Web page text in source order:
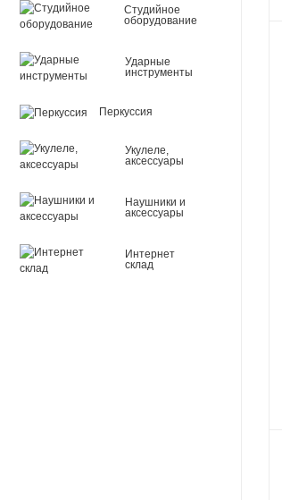
Студийное
оборудование
Ударные
инструменты
Перкуссия
Укулеле,
аксессуары
Наушники и
аксессуары
Интернет
склад